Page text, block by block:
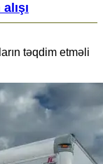
təqdim etməli